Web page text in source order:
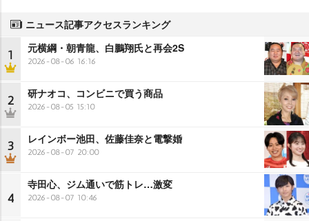
ニュース記事アクセスランキング
1 元横綱・朝青龍、白鵬翔氏と再会2S
2026-08-06 16:16
2 研ナオコ、コンビニで買う商品
2026-08-05 15:10
3 レインボー池田、佐藤佳奈と電撃婚
2026-08-07 20:00
4
寺田心、ジム通いで筋トレ…激変
2026-08-07 10:46